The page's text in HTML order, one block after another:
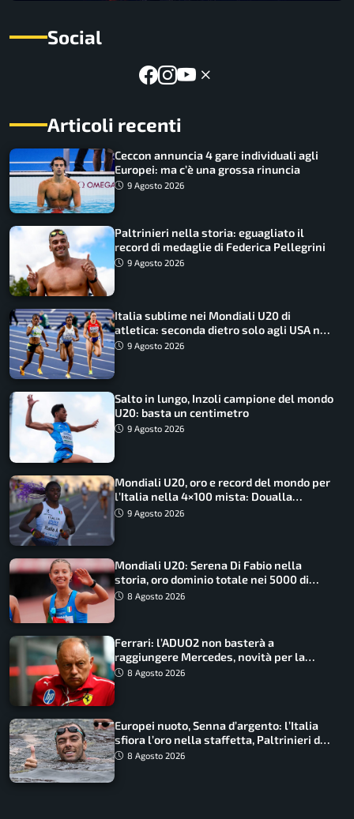
Social
Articoli recenti
Ceccon annuncia 4 gare individuali agli
Europei: ma c’è una grossa rinuncia
9 Agosto 2026
Paltrinieri nella storia: eguagliato il
record di medaglie di Federica Pellegrini
9 Agosto 2026
Italia sublime nei Mondiali U20 di
atletica: seconda dietro solo agli USA nel
medagliere
9 Agosto 2026
Salto in lungo, Inzoli campione del mondo
U20: basta un centimetro
9 Agosto 2026
Mondiali U20, oro e record del mondo per
l’Italia nella 4×100 mista: Doualla
straordinaria
9 Agosto 2026
Mondiali U20: Serena Di Fabio nella
storia, oro dominio totale nei 5000 di
marcia
8 Agosto 2026
Ferrari: l’ADUO2 non basterà a
raggiungere Mercedes, novità per la
Macarena
8 Agosto 2026
Europei nuoto, Senna d’argento: l’Italia
sfiora l’oro nella staffetta, Paltrinieri da
urlo, il bilancio azzurro
8 Agosto 2026